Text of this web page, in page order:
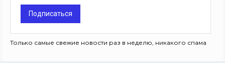
Подписаться
Только самые свежие новости раз в неделю, никакого спама